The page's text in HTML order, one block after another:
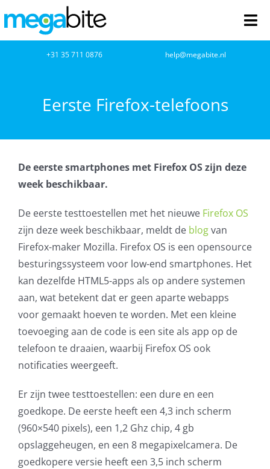
naar
inhoud
Cloud Computing
VOIP
Microsoft NCE
AVG
Office365
Glasvezelverbindingen
Microsoft software licenties
SLA overeenkomsten
Remote Help
+31 35 711 0876 help@megabite.nl
Eerste Firefox-telefoons
De eerste smartphones met Firefox OS zijn deze
week beschikbaar.
De eerste testtoestellen met het nieuwe Firefox OS
zijn deze week beschikbaar, meldt de blogvan
Firefox-maker Mozilla. Firefox OS is een opensource
besturingssysteem voor low-end smartphones. Het
kan dezelfde HTML5-apps als op andere systemen
aan, wat betekent dat er geen aparte webapps
voor gemaakt hoeven te worden. Met een kleine
toevoeging aan de code is een site als app op de
telefoon te draaien, waarbij Firefox OS ook
notificaties weergeeft.
Er zijn twee testtoestellen: een dure en een
goedkope. De eerste heeft een 4,3 inch scherm
(960×540 pixels), een 1,2 Ghz chip, 4 gb
opslaggeheugen, en een 8 megapixelcamera. De
goedkopere versie heeft een 3,5 inch scherm